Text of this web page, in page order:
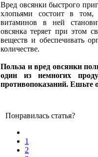
Вред овсянки быстрого
хлопьями состоит в том,
витаминов в ней
овсянка теряет при этом
веществ и обеспечивать
количестве.
Польза и вред овсянки
один из немногих
противопоказаний. Ешьте
Понравилась статья?
1
2